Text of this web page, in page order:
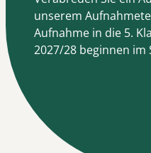
unserem
Aufnahme in die 5.
2027/28 beginnen im